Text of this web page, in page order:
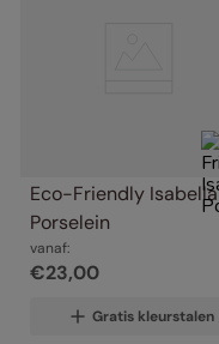
Eco-Friendly Isabella
Porselein
vanaf:
€23,00
Gratis kleurstalen